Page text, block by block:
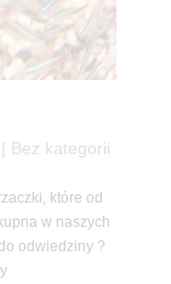
| Bez kategorii
które od
w naszych
odwiedziny ?